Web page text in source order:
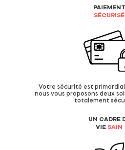
PAIEMENT
SÉCURISÉ
Votre sécurité est
nous vous proposons deux
totalement
UN CADRE
VIE SAIN